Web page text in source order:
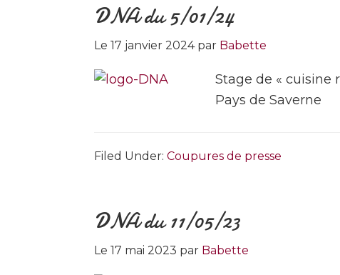
DNA du 5/01/24
Le 17 janvier 2024par Babette
Stage de « cuisine
Pays de Saverne
Filed Under: Coupures de presse
DNA du 11/05/23
Le 17 mai 2023 par Babette